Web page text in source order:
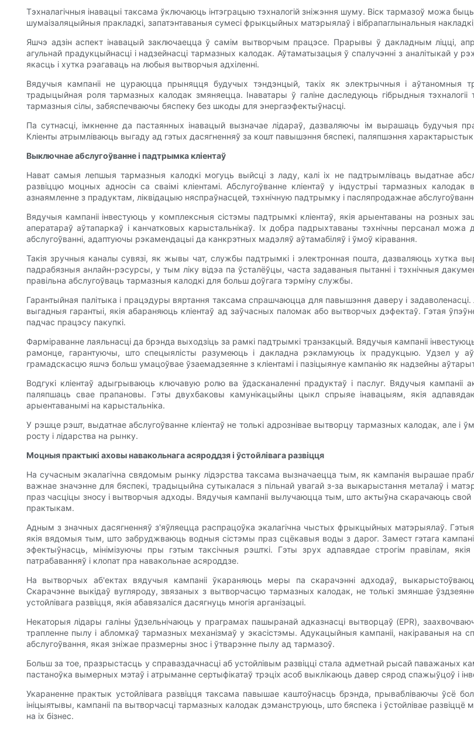
Тэхналагічныя інавацыі таксама ўключаюць інтэграцыю тэхналогій зніжэння шуму. Віск тармазоў можа
шумаізаляцыйныя пракладкі, запатэнтаваныя сумесі фрыкцыйных матэрыялаў і вібрапаглынальныя
Яшчэ адзін аспект інавацый заключаецца ў самім вытворчым працэсе. Прарывы ​​ў дакладным ліцці,
агульнай прадукцыйнасці і надзейнасці тармазных калодак. Аўтаматызацыя ў спалучэнні з аналітыкай у
якасць і хутка рэагаваць на любыя вытворчыя адхіленні.
Вядучыя кампаніі не цураюцца прыняцця будучых тэндэнцый, такіх як электрычныя і аўтаномныя
традыцыйная роля тармазных калодак змяняецца. Інаватары ў галіне даследуюць гібрыдныя
тармазныя сілы, забяспечваючы бяспеку без шкоды для энергаэфектыўнасці.
Па сутнасці, імкненне да пастаянных інавацый вызначае лідараў, дазваляючы ім вырашаць будучыя
Кліенты атрымліваюць выгаду ад гэтых дасягненняў за кошт павышэння бяспекі, паляпшэння
Выключнае абслугоўванне і падтрымка кліентаў
Нават самыя лепшыя тармазныя калодкі могуць выйсці з ладу, калі іх не падтрымліваць выдатнае
развіццю моцных адносін са сваімі кліентамі. Абслугоўванне кліентаў у індустрыі тармазных
азнаямленне з прадуктам, ліквідацыю няспраўнасцей, тэхнічную падтрымку і пасляпродажнае
Вядучыя кампаніі інвестуюць у комплексныя сістэмы падтрымкі кліентаў, якія арыентаваны на розных
аператараў аўтапаркаў і канчатковых карыстальнікаў. Іх добра падрыхтаваны тэхнічны персанал
абслугоўванні, адаптуючы рэкамендацыі да канкрэтных мадэляў аўтамабіляў і ўмоў кіравання.
Такія зручныя каналы сувязі, як жывы чат, службы падтрымкі і электронная пошта, дазваляюць хутка
падрабязныя анлайн-рэсурсы, у тым ліку відэа па ўсталёўцы, часта задаваныя пытанні і тэхнічныя
правільна абслугоўваць тармазныя калодкі для больш доўгага тэрміну службы.
Гарантыйная палітыка і працэдуры вяртання таксама спрашчаюцца для павышэння даверу і
выгадныя гарантыі, якія абараняюць кліентаў ад заўчасных паломак або вытворчых дэфектаў. Гэтая
падчас працэсу пакупкі.
Фарміраванне лаяльнасці да брэнда выходзіць за рамкі падтрымкі транзакцый. Вядучыя кампаніі
рамонце, гарантуючы, што спецыялісты разумеюць і дакладна рэкламуюць іх прадукцыю. Удзел у
грамадскасцю яшчэ больш умацоўвае ўзаемадзеянне з кліентамі і пазіцыянуе кампанію як надзейны
Водгукі кліентаў адыгрываюць ключавую ролю ва ўдасканаленні прадуктаў і паслуг. Вядучыя кампаніі
паляпшаць свае прапановы. Гэты двухбаковы камунікацыйны цыкл спрыяе інавацыям, якія
арыентаванымі на карыстальніка.
У рэшце рэшт, выдатнае абслугоўванне кліентаў не толькі адрознівае вытворцу тармазных калодак, але і
росту і лідарства на рынку.
Моцныя практыкі аховы навакольнага асяроддзя і ўстойлівага развіцця
На сучасным экалагічна свядомым рынку лідэрства таксама вызначаецца тым, як кампанія вырашае
важнае значэнне для бяспекі, традыцыйна сутыкалася з пільнай увагай з-за выкарыстання металаў і
праз часціцы зносу і вытворчыя адходы. Вядучыя кампаніі вылучаюцца тым, што актыўна скарачаюць
практыкам.
Адным з значных дасягненняў з'яўляецца распрацоўка экалагічна чыстых фрыкцыйных матэрыялаў.
якія вядомыя тым, што забруджваюць водныя сістэмы праз сцёкавыя воды з дарог. Замест гэтага
эфектыўнасць, мінімізуючы пры гэтым таксічныя рэшткі. Гэты зрух адпавядае строгім правілам,
патрабаванняў і клопат пра навакольнае асяроддзе.
На вытворчых аб'ектах вядучыя кампаніі ўкараняюць меры па скарачэнні адходаў,
Скарачэнне выкідаў вугляроду, звязаных з вытворчасцю тармазных калодак, не толькі змяншае
устойлівага развіцця, якія абавязаліся дасягнуць многія арганізацыі.
Некаторыя лідары ​​галіны ўдзельнічаюць у праграмах пашыранай адказнасці вытворцаў (EPR),
трапленне пылу і абломкаў тармазных механізмаў у экасістэмы. Адукацыйныя кампаніі, накіраваныя на
абслугоўвання, якая зніжае празмерны знос і ўтварэнне пылу ад тармазоў.
Больш за тое, празрыстасць у справаздачнасці аб устойлівым развіцці стала адметнай рысай паважаных
пастаноўка вымерных мэтаў і атрыманне сертыфікатаў трэціх асоб выклікаюць давер сярод спажыўцоў і
Укараненне практык устойлівага развіцця таксама павышае каштоўнасць брэнда, прывабліваючы ўсё
ініцыятывы, кампаніі па вытворчасці тармазных калодак дэманструюць, што бяспека і ўстойлівае
на іх бізнес.